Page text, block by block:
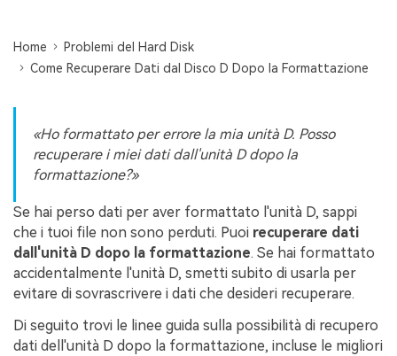
Home
Problemi del Hard Disk
Come Recuperare Dati dal Disco D Dopo la Formattazione
Ho formattato per errore la mia unità D. Posso
recuperare i miei dati dall'unità D dopo la
formattazione?
Se hai perso dati per aver formattato l'unità D, sappi
che i tuoi file non sono perduti. Puoi recuperare dati
dall'unità D dopo la formattazione. Se hai formattato
accidentalmente l'unità D, smetti subito di usarla per
evitare di sovrascrivere i dati che desideri recuperare.
Di seguito trovi le linee guida sulla possibilità di recupero
dati dell'unità D dopo la formattazione, incluse le migliori